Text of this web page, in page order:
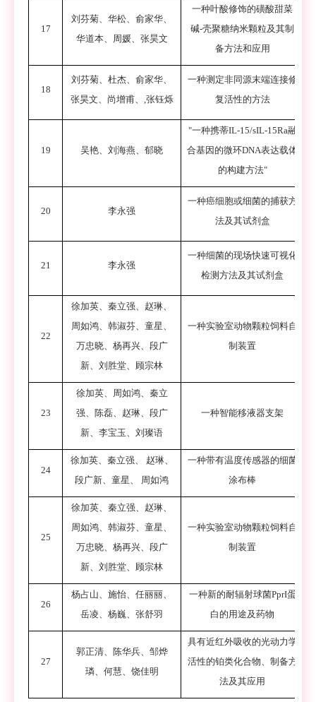
17
刘芬菊、 华松、 俞家华、
华道本、 周媛、 张昊文
一种叶酸修饰的磺酸甜菜
碱-壳聚糖纳米颗粒及其制
备方法和应用
18
刘芬菊、 杜杰、 俞家华、
张昊文、 尚增甫、 ,张钰烁
一种测定非同源末端连接修
复活性的方法
19 吴艳、 刘海燕、 郁晓
"一种携蒂IL-15/sIL-15Ra融
合基因的微环DNA表达载体
的构建方法"
20 李永强
一种癌细胞或细菌的捕获方
法及其试剂盒
21 李永强
一种细菌的现场快速可视化
检测方法及其试剂盒
22
徐加英、秦立强、赵琳、
周如鸿、韩淑芬、童星、
万忠晓、杨再兴、段广
新、刘胜堂、顾宗林
一种实验室动物颗粒饲料自
制装置
23
徐加英、周如鸿、秦立
强、陈磊、赵琳、段广
新、李宝玉、刘璨语
一种智能移液器支架
24
徐加英、秦立强、
赵琳、
段广新、童星、
周如鸿
一种带有温度传感器的细菌
涂布棒
25
徐加英、秦立强、赵琳、
周如鸿、韩淑芬、童星、
万忠晓、杨再兴、段广
新、刘胜堂、顾宗林
一种实验室动物颗粒饲料自
制装置
26
杨占山、 施怡、 任丽丽、
岳凌、 杨巍、 张舒羽
一种新的耐辐射球菌PprI蛋
白的用途及药物
27
郭正清、 陈华兵、 邹烨
璘、 何慧、 饶佳明
具有近红外吸收的光动力学
活性的铂类化合物、制备方
法及其应用